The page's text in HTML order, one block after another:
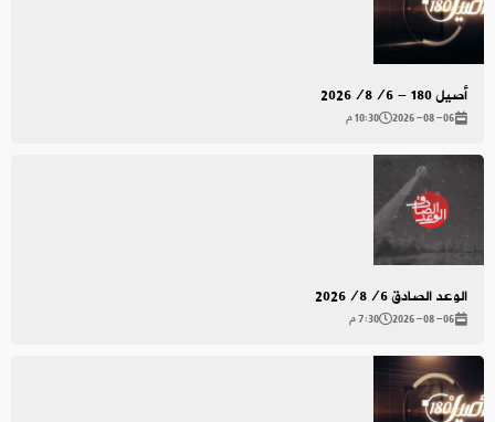
أصيل 180 - 2026/8/6
2026-08-06 10:30 م
الوعد الصادق 2026/8/6
2026-08-06 7:30 م